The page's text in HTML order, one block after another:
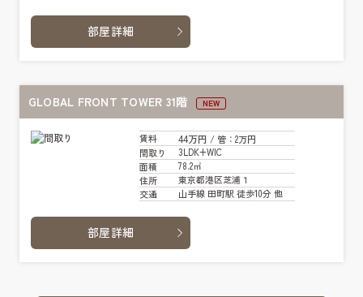
部屋詳細
GLOBAL FRONT TOWER 31階 NEW
賃料 44万円 / 管：2万円
間取り
3LDK+WIC
面積
78.2㎡
住所
東京都港区芝浦１
交通
山手線 田町駅 徒歩10分 他
部屋詳細